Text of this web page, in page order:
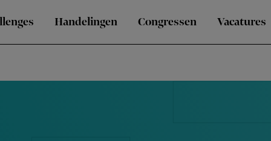
Handelingen Congressen Vacatures